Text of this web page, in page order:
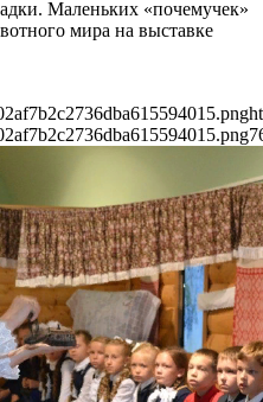
Маленьких «почемучек»
мира на выставке